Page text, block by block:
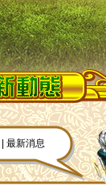
最新消息